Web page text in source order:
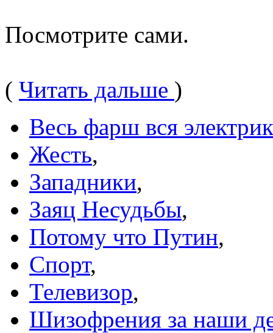
Посмотрите сами.
( Читать дальше )
Весь фарш вся
Жесть,
Западники,
Заяц Несудьбы,
Потому что Путин,
Спорт,
Телевизор,
Шизофрения за наши